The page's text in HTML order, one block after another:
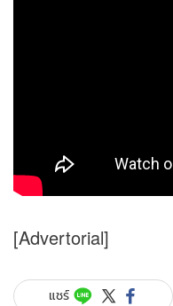
[Advertorial]
แชร์